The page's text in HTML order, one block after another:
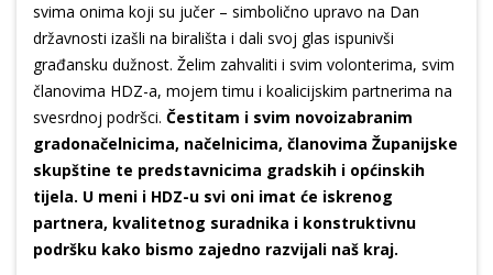
svima onima koji su jučer – simbolično upravo na Dan
državnosti izašli na birališta i dali svoj glas ispunivši
građansku dužnost. Želim zahvaliti i svim volonterima, svim
članovima HDZ-a, mojem timu i koalicijskim partnerima na
svesrdnoj podršci. Čestitam i svim novoizabranim
gradonačelnicima, načelnicima, članovima Županijske
skupštine te predstavnicima gradskih i općinskih
tijela. U meni i HDZ-u svi oni imat će iskrenog
partnera, kvalitetnog suradnika i konstruktivnu
podršku kako bismo zajedno razvijali naš kraj.